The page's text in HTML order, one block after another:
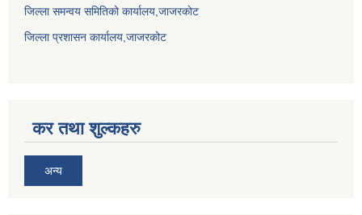
जिल्ला समन्वय समितिको कार्यालय,जाजरकाेट
जिल्ला प्रशासन कार्यालय,जाजरकोट
कर तथा शुल्कहरु
अन्य